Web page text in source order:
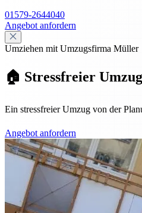
01579-2644040
Angebot anfordern
Umziehen mit Umzugsfirma Müller
🏠 Stressfreier
Ein stressfreier Umzug von der
Angebot anfordern